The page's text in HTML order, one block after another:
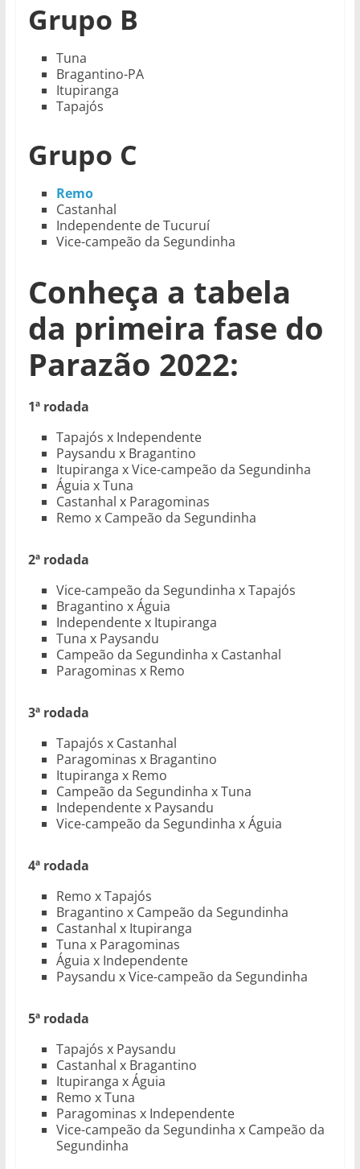
Grupo B
Tuna
Bragantino-PA
Itupiranga
Tapajós
Grupo C
Remo
Castanhal
Independente de Tucuruí
Vice-campeão da Segundinha
Conheça a tabela
da primeira fase do
Parazão 2022:
1ª rodada
Tapajós x Independente
Paysandu x Bragantino
Itupiranga x Vice-campeão da Segundinha
Águia x Tuna
Castanhal x Paragominas
Remo x Campeão da Segundinha
2ª rodada
Vice-campeão da Segundinha x Tapajós
Bragantino x Águia
Independente x Itupiranga
Tuna x Paysandu
Campeão da Segundinha x Castanhal
Paragominas x Remo
3ª rodada
Tapajós x Castanhal
Paragominas x Bragantino
Itupiranga x Remo
Campeão da Segundinha x Tuna
Independente x Paysandu
Vice-campeão da Segundinha x Águia
4ª rodada
Remo x Tapajós
Bragantino x Campeão da Segundinha
Castanhal x Itupiranga
Tuna x Paragominas
Águia x Independente
Paysandu x Vice-campeão da Segundinha
5ª rodada
Tapajós x Paysandu
Castanhal x Bragantino
Itupiranga x Águia
Remo x Tuna
Paragominas x Independente
Vice-campeão da Segundinha x Campeão da
Segundinha